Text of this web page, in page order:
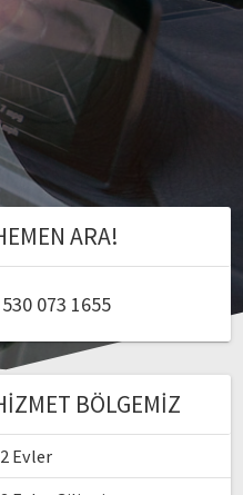
ARA!
073 1655
BÖLGEMIZ
Evler